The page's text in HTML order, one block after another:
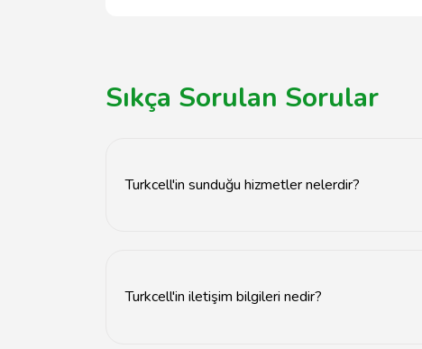
Sıkça Sorulan Sorular
Turkcell'in sunduğu hizmetler nelerdir?
Turkcell'in iletişim bilgileri nedir?